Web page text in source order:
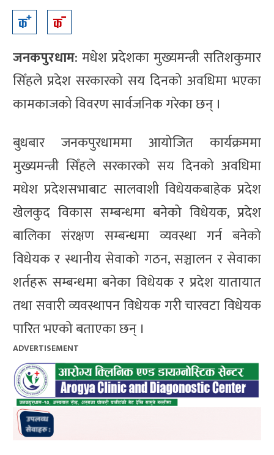
जनकपुरधाम: मधेश प्रदेशका मुख्यमन्त्री सतिशकुमार
सिँहले प्रदेश सरकारको सय दिनको अवधिमा भएका
कामकाजको विवरण सार्वजनिक गरेका छन् ।
बुधबार जनकपुरधाममा आयोजित कार्यक्रममा
मुख्यमन्त्री सिँहले सरकारको सय दिनको अवधिमा
मधेश प्रदेशसभाबाट सालवाशी विधेयकबाहेक प्रदेश
खेलकुद विकास सम्बन्धमा बनेको विधेयक, प्रदेश
बालिका संरक्षण सम्बन्धमा व्यवस्था गर्न बनेको
विधेयक र स्थानीय सेवाको गठन, सञ्चालन र सेवाका
शर्तहरू सम्बन्धमा बनेका विधेयक र प्रदेश यातायात
तथा सवारी व्यवस्थापन विधेयक गरी चारवटा विधेयक
पारित भएको बताएका छन् ।
ADVERTISEMENT